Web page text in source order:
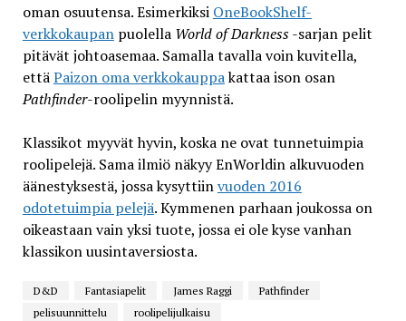
oman osuutensa. Esimerkiksi OneBookShelf-
verkkokaupanpuolella World of Darkness-sarjan pelit
pitävät johtoasemaa. Samalla tavalla voin kuvitella,
ettäPaizon oma verkkokauppakattaa ison osan
Pathfinder-roolipelin myynnistä.
Klassikot myyvät hyvin, koska ne ovat tunnetuimpia
roolipelejä. Sama ilmiö näkyy EnWorldin alkuvuoden
äänestyksestä, jossa kysyttiinvuoden 2016
odotetuimpia pelejä. Kymmenen parhaan joukossa on
oikeastaan vain yksi tuote, jossa ei ole kyse vanhan
klassikon uusintaversiosta.
D&D Fantasiapelit James Raggi
Pathfinder
pelisuunnittelu
roolipelijulkaisu